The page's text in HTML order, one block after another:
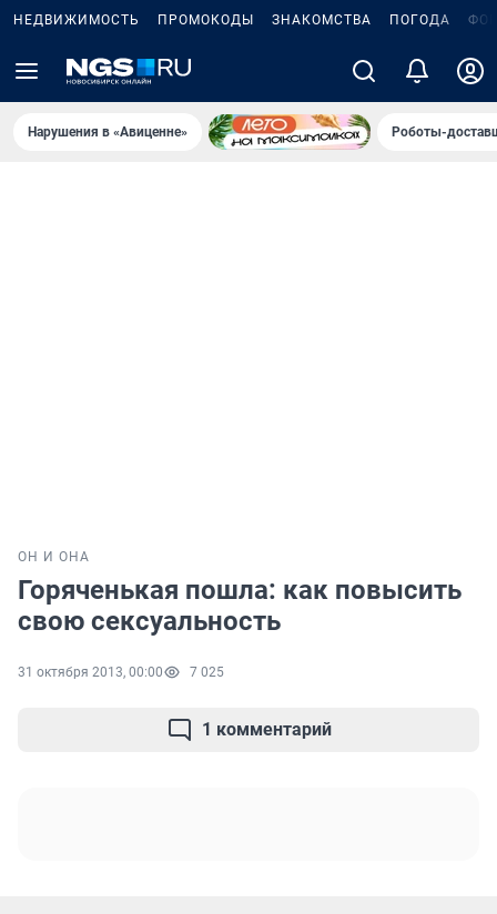
НЕДВИЖИМОСТЬ ПРОМОКОДЫ ЗНАКОМСТВА ПОГОДА
Нарушения в «Авиценне» Роботы-
ОН И ОНА
Горяченькая пошла: как повысить
свою сексуальность
31 октября 2013, 00:00 7 025
1 комментарий